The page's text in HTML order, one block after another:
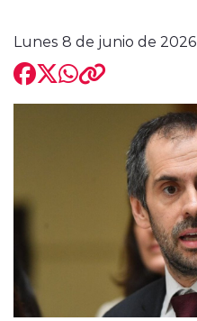
modo claro
Lunes 8 de junio de 2026